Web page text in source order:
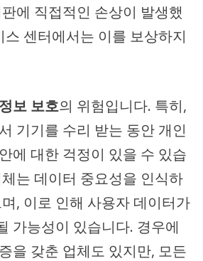
에 직접적인 손상이 발생했
센터에서는 이를 보상하지
보 보호의 위험입니다. 특히,
기기를 수리 받는 동안 개인
에 대한 걱정이 있을 수 있습
는 데이터 중요성을 인식하
, 이로 인해 사용자 데이터가
가능성이 있습니다. 경우에
을 갖춘 업체도 있지만, 모든